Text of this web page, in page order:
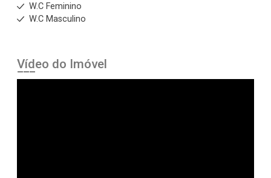
W.C Feminino
W.C Masculino
Vídeo do Imóvel